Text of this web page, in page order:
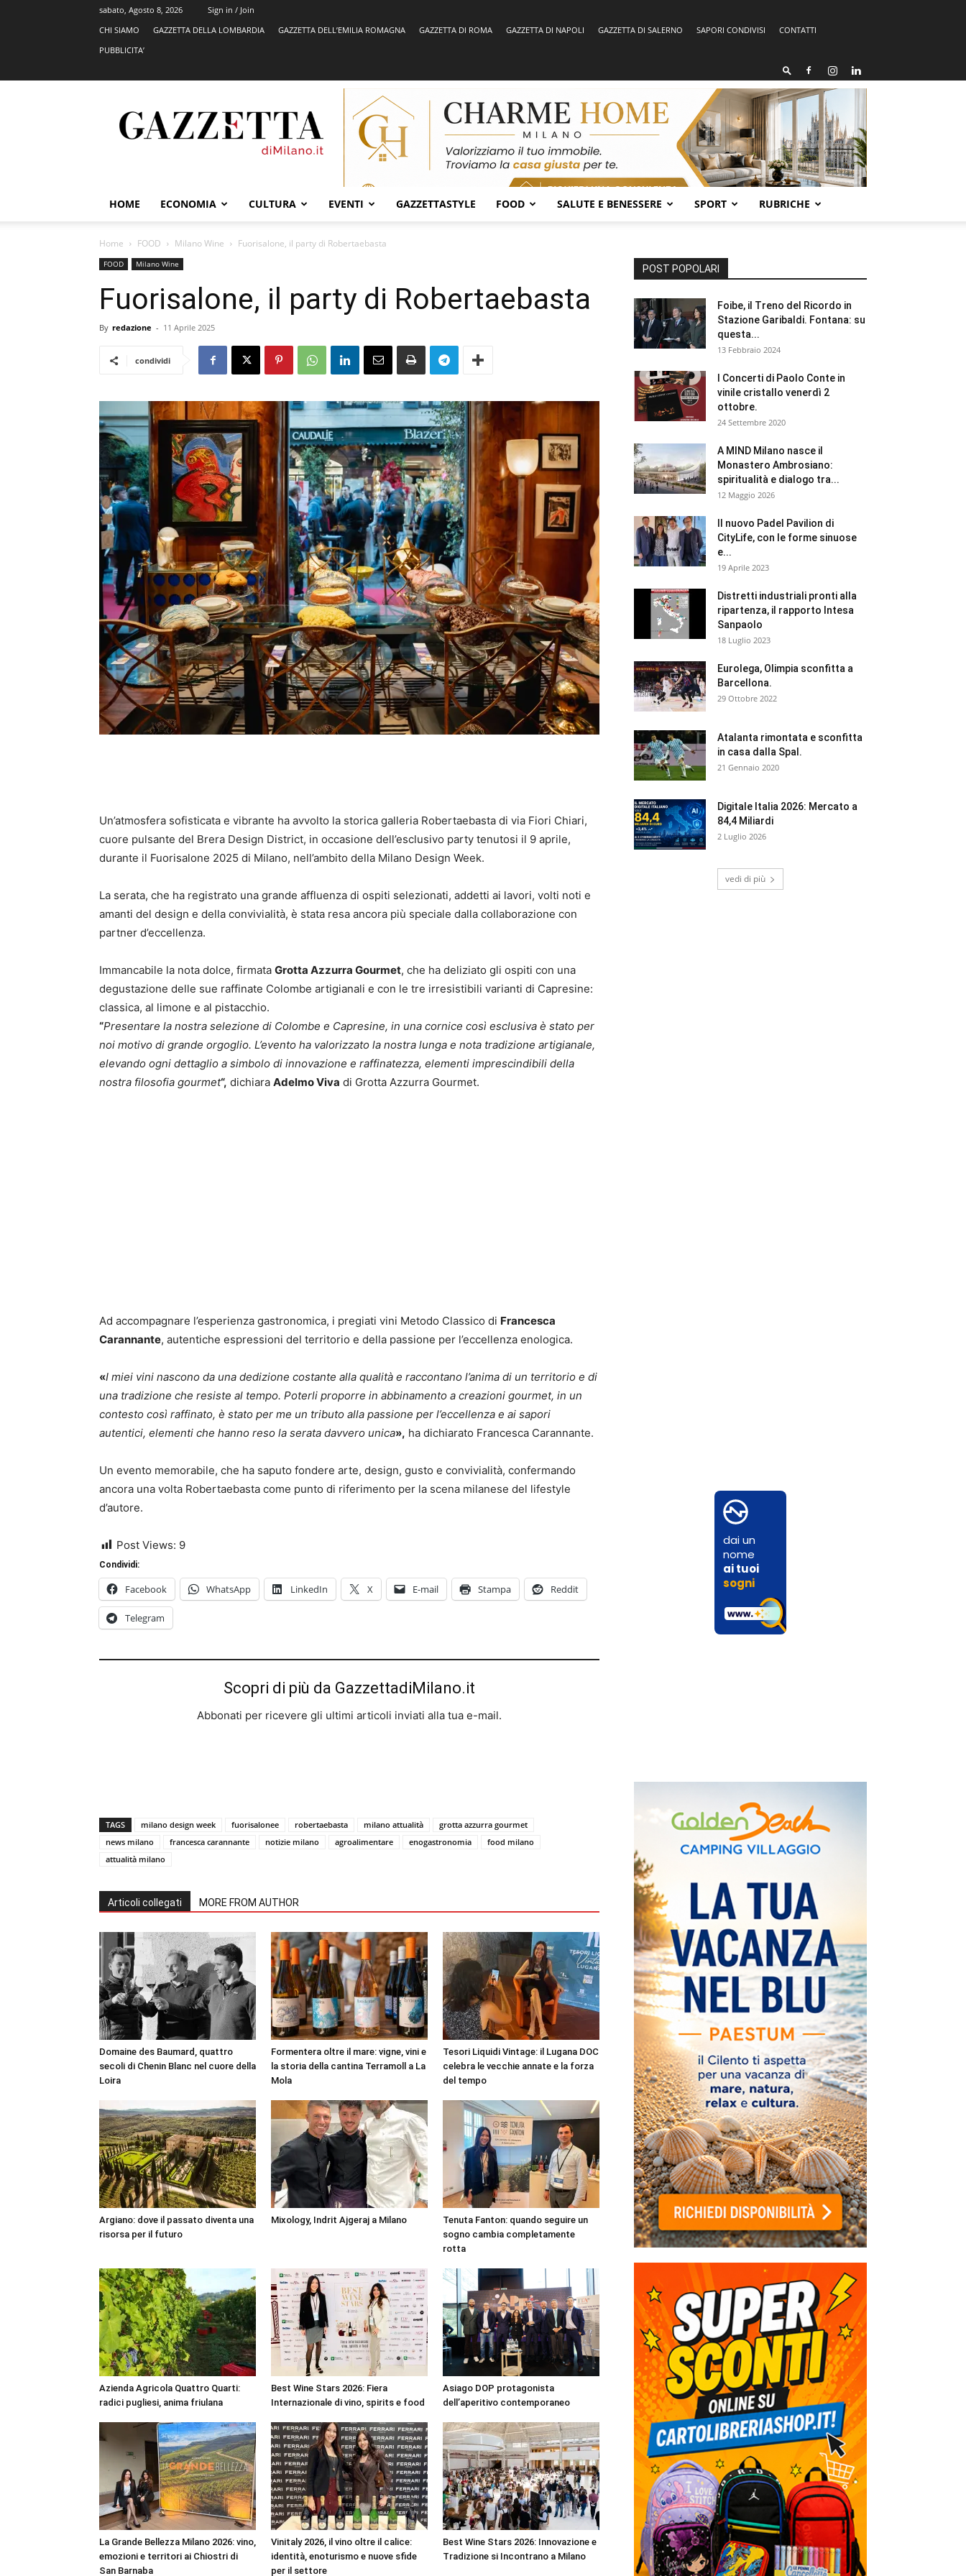
sabato, Agosto 8, 2026
Sign in / Join
CHI SIAMO
GAZZETTA DELLA LOMBARDIA GAZZETTA DELL’EMILIA ROMAGNA GAZZETTA DI ROMA GAZZETTA DI NAPOLI GAZZETTA DI SALERNO SAPORI CONDIVISI
CONTATTI
PUBBLICITA’
HOME ECONOMIA CULTURA EVENTI GAZZETTASTYLE FOOD SALUTE E BENESSERE SPORT RUBRICHE
Home FOOD Milano Wine Fuorisalone, il party di Robertaebasta
FOOD Milano Wine
Fuorisalone, il party di Robertaebasta
By redazione - 11 Aprile 2025
condividi
Un’atmosfera sofisticata e vibrante ha avvolto la storica galleria Robertaebasta di via Fiori Chiari,
cuore pulsante del Brera Design District, in occasione dell’esclusivo party tenutosi il 9 aprile,
durante il Fuorisalone 2025 di Milano, nell’ambito della Milano Design Week.
La serata, che ha registrato una grande affluenza di ospiti selezionati, addetti ai lavori, volti noti e
amanti del design e della convivialità, è stata resa ancora più speciale dalla collaborazione con
partner d’eccellenza.
Immancabile la nota dolce, firmata Grotta Azzurra Gourmet, che ha deliziato gli ospiti con una
degustazione delle sue raffinate Colombe artigianali e con le tre irresistibili varianti di Capresine:
classica, al limone e al pistacchio.
“Presentare la nostra selezione di Colombe e Capresine, in una cornice così esclusiva è stato per
noi motivo di grande orgoglio. L’evento ha valorizzato la nostra lunga e nota tradizione artigianale,
elevando ogni dettaglio a simbolo di innovazione e raffinatezza, elementi imprescindibili della
nostra filosofia gourmet“, dichiara Adelmo Viva di Grotta Azzurra Gourmet.
Ad accompagnare l’esperienza gastronomica, i pregiati vini Metodo Classico di Francesca
Carannante, autentiche espressioni del territorio e della passione per l’eccellenza enologica.
«I miei vini nascono da una dedizione costante alla qualità e raccontano l’anima di un territorio e di
una tradizione che resiste al tempo. Poterli proporre in abbinamento a creazioni gourmet, in un
contesto così raffinato, è stato per me un tributo alla passione per l’eccellenza e ai sapori
autentici, elementi che hanno reso la serata davvero unica», ha dichiarato Francesca Carannante.
Un evento memorabile, che ha saputo fondere arte, design, gusto e convivialità, confermando
ancora una volta Robertaebasta come punto di riferimento per la scena milanese del lifestyle
d’autore.
Post Views: 9
Condividi:
Facebook WhatsApp LinkedIn X E-mail Stampa Reddit
Telegram
Scopri di più da GazzettadiMilano.it
Abbonati per ricevere gli ultimi articoli inviati alla tua e-mail.
TAGS milano design week fuorisalonee robertaebasta milano attualità
grotta azzurra gourmet
news milano
francesca carannante notizie milano agroalimentare enogastronomia
food milano
attualità milano
Articoli collegati MORE FROM AUTHOR
Domaine des Baumard, quattro
secoli di Chenin Blanc nel cuore della
Loira
Formentera oltre il mare: vigne, vini e
la storia della cantina Terramoll a La
Mola
Tesori Liquidi Vintage: il Lugana DOC
celebra le vecchie annate e la forza
del tempo
Argiano: dove il passato diventa una
risorsa per il futuro
Mixology, Indrit Ajgeraj a Milano
Tenuta Fanton: quando seguire un
sogno cambia completamente
rotta
Azienda Agricola Quattro Quarti:
radici pugliesi, anima friulana
Best Wine Stars 2026: Fiera
Internazionale di vino, spirits e food
Asiago DOP protagonista
dell’aperitivo contemporaneo
La Grande Bellezza Milano 2026: vino,
emozioni e territori ai Chiostri di
San Barnaba
Vinitaly 2026, il vino oltre il calice:
identità, enoturismo e nuove sfide
per il settore
Best Wine Stars 2026: Innovazione e
Tradizione si Incontrano a Milano
POST POPOLARI
Foibe, il Treno del Ricordo in
Stazione Garibaldi. Fontana: su
questa...
13 Febbraio 2024
I Concerti di Paolo Conte in
vinile cristallo venerdì 2
ottobre.
24 Settembre 2020
A MIND Milano nasce il
Monastero Ambrosiano:
spiritualità e dialogo tra...
12 Maggio 2026
Il nuovo Padel Pavilion di
CityLife, con le forme sinuose
e...
19 Aprile 2023
Distretti industriali pronti alla
ripartenza, il rapporto Intesa
Sanpaolo
18 Luglio 2023
Eurolega, Olimpia sconfitta a
Barcellona.
29 Ottobre 2022
Atalanta rimontata e sconfitta
in casa dalla Spal.
21 Gennaio 2020
Digitale Italia 2026: Mercato a
84,4 Miliardi
2 Luglio 2026
vedi di più